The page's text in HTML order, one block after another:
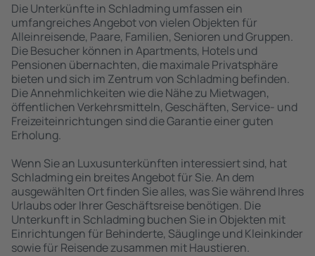
Die Unterkünfte in Schladming umfassen ein
umfangreiches Angebot von vielen Objekten für
Alleinreisende, Paare, Familien, Senioren und Gruppen.
Die Besucher können in Apartments, Hotels und
Pensionen übernachten, die maximale Privatsphäre
bieten und sich im Zentrum von Schladming befinden.
Die Annehmlichkeiten wie die Nähe zu Mietwagen,
öffentlichen Verkehrsmitteln, Geschäften, Service- und
Freizeiteinrichtungen sind die Garantie einer guten
Erholung.
Wenn Sie an Luxusunterkünften interessiert sind, hat
Schladming ein breites Angebot für Sie. An dem
ausgewählten Ort finden Sie alles, was Sie während Ihres
Urlaubs oder Ihrer Geschäftsreise benötigen. Die
Unterkunft in Schladming buchen Sie in Objekten mit
Einrichtungen für Behinderte, Säuglinge und Kleinkinder
sowie für Reisende zusammen mit Haustieren.